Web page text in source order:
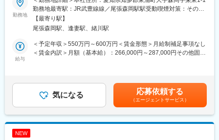
・業務ごとに得意な先輩がサポート
・分からないことはすぐに聞ける雰囲気
いろいろな先輩と関わりながら、チームで仕事を進める力が自然
と身につきます。
部品メーカーと長く安定した取引を続けています。
（2） 将来もなくならないモノづくり
EV（電気自動車）が増える中でも、サンルーフ・シート・ドアロ
また、プレス・アッセンブリー技術という将来も活かせる技術を
■仕事内容
当社の人事業務を中心に、人事総務部業務について適性もみなが
ら様々な業務をお願いしたいと思っています。
将来は人事総務全般を統括する管理職をお願いしたいと思ってい
ます。
※管理職については、入社してすぐではなく、まずは業務に慣れて
いただき、数年後に少しずつお任せしていきたいと考えておりま
■具体的には：
・人事：労務（勤怠管理、給与計算、社会保険）、人事（人事
企画、採用、教育）業務など
勤務地
勤務地最寄駅：JR武豊線線／尾張森岡駅駅受動喫煙対策：その他
（敷地内禁煙（屋内喫煙可能場所あり））変更の範囲：会社の定
める事業所
【最寄り駅】
尾張森岡駅、逢妻駅、緒川駅
給与
＜予定年収＞550万円～600万円＜賃金形態＞月給制補足事項なし
＜賃金内訳＞月額（基本給）：266,000円～287,000円その他固定
＜モデル年収＞■主任相当級：年収550～600万円 （時間外20h/
月含む、子供手当10,000円/人含まず）■課長相当級：年収700万
円～賃金はあくまでも目安の金額であり、選考を通じて上下する
可能性があります。月給(月額)は固定手当を含めた表記です。
気になる 応募依頼する
（エージェントサービス）
NEW